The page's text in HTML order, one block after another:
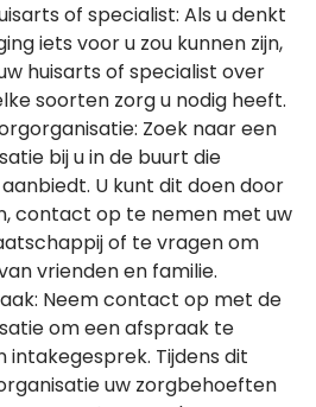
of specialist: Als u denkt
iets voor u zou kunnen zijn,
huisarts of specialist over
soorten zorg u nodig heeft.
Zoek naar een
bij u in de buurt die
U kunt dit doen door
contact op te nemen met uw
of te vragen om
vrienden en familie.
Neem contact op met de
om een afspraak te
intakegesprek. Tijdens dit
uw zorgbehoeften